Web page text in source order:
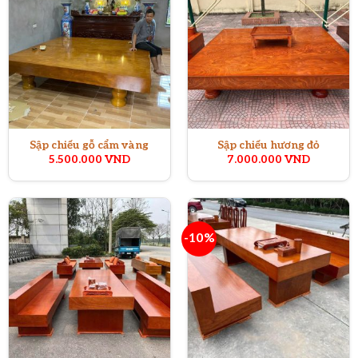
Sập chiếu gỗ cẩm vàng
5.500.000 VND
Sập chiếu hương đỏ
7.000.000 VND
-10%